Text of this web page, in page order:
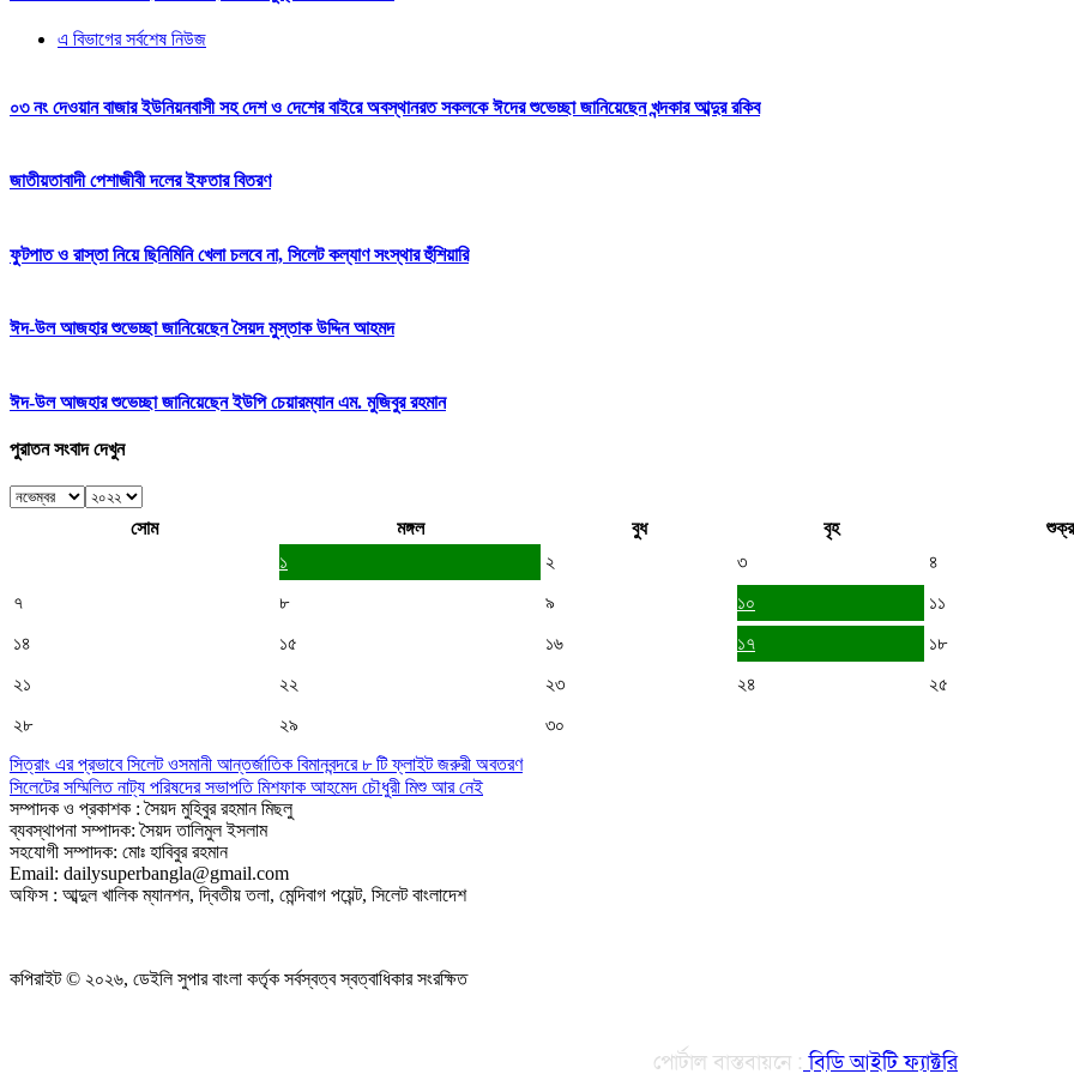
এ বিভাগের সর্বশেষ নিউজ
০৩ নং দেওয়ান বাজার ইউনিয়নবাসী সহ দেশ ও দেশের বাইরে অবস্থানরত সকলকে ঈদের শুভেচ্ছা জানিয়েছেন খন্দকার আব্দুর রকিব
জাতীয়তাবাদী পেশাজীবী দলের ইফতার বিতরণ
ফুটপাত ও রাস্তা নিয়ে ছিনিমিনি খেলা চলবে না, সিলেট কল্যাণ সংস্থার হুঁশিয়ারি
ঈদ-উল আজহার শুভেচ্ছা জানিয়েছেন সৈয়দ মুস্তাক উদ্দিন আহমদ
ঈদ-উল আজহার শুভেচ্ছা জানিয়েছেন ইউপি চেয়ারম্যান এম. মুজিবুর রহমান
পুরাতন সংবাদ দেখুন
সোম মঙ্গল বুধ বৃহ শুক্র
১
২ ৩ ৪
৭
৮ ৯ ১০ ১১
১৪
১৫ ১৬ ১৭ ১৮
২১
২২ ২৩ ২৪ ২৫
২৮
২৯
৩০
সিত্রাং এর প্রভাবে সিলেট ওসমানী আন্তর্জাতিক বিমানবন্দরে ৮ টি ফ্লাইট জরুরী অবতরণ
সিলেটের সম্মিলিত নাট্য পরিষদের সভাপতি মিশফাক আহমেদ চৌধুরী মিশু আর নেই
সম্পাদক ও প্রকাশক : সৈয়দ মুহিবুর রহমান মিছলু
ব্যবস্থাপনা সম্পাদক: সৈয়দ তালিমুল ইসলাম
সহযোগী সম্পাদক: মোঃ হাবিবুর রহমান
Email: dailysuperbangla@gmail.com
অফিস : আব্দুল খালিক ম্যানশন, দ্বিতীয় তলা, মেন্দিবাগ পয়েন্ট, সিলেট বাংলাদেশ
কপিরাইট © ২০২৬, ডেইলি সুপার বাংলা কর্তৃক সর্বস্বত্ব স্বত্বাধিকার সংরক্ষিত
পোর্টাল বাস্তবায়নে : বিডি আইটি ফ্যাক্টরি